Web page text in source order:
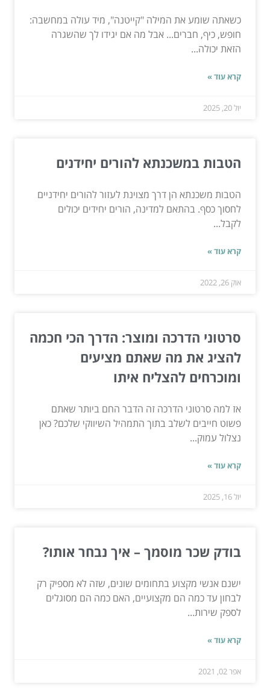
כשאתה שומע את המילה "קייטנה", מיד עולה במחשבה:
חופש, כיף, חברים... אבל מה אם יגידו לך שהשגרה
הזאת יכולה...
קרא עוד »
יול 20, 2025
הטבות במשכנתא להורים יחידנים
הטבות משכנתא הן דרך מצוינת לעזור להורים יחידניים
לחסוך כסף. בהתאם למדינה, הורים יחידים יכולים
לקבל...
קרא עוד »
אוק 26, 2022
סרטוני הדרכה ומוצר: הדרך הכי חכמה
להציג את מה שאתם מציעים
ומוכרחים להצליח איתו
אז למה סרטוני הדרכה זה הדבר החם ביותר שאתם
פשוט חייבים לשלב בתוך התמהיל השיווקי שלכם? כאן
נצלול עמוק...
קרא עוד »
יול 16, 2025
בודק שכר מוסמך – איך נבחר אותו?
ישנם אנשי מקצוע בתחומים שונים, שזה לא מספיק רק
לבחון עד כמה הם מקצועיים, האם כמה הם מסוגלים
לספק שירות...
קרא עוד »
אפר 02, 2021